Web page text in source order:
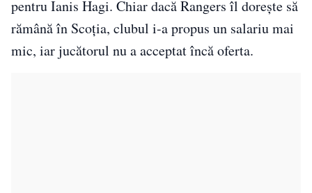
pentru Ianis Hagi. Chiar dacă Rangers îl dorește să
rămână în Scoția, clubul i-a propus un salariu mai
mic, iar jucătorul nu a acceptat încă oferta.